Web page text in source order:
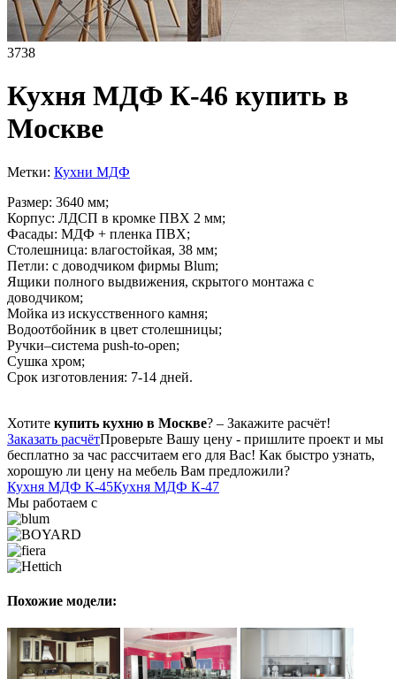
3738
Кухня МДФ К-46 купить в
Москве
Метки: Кухни МДФ
Размер: 3640 мм;
Корпус: ЛДСП в кромке ПВХ 2 мм;
Фасады: МДФ + пленка ПВХ;
Столешница: влагостойкая, 38 мм;
Петли: с доводчиком фирмы Blum;
Ящики полного выдвижения, скрытого монтажа с
доводчиком;
Мойка из искусственного камня;
Водоотбойник в цвет столешницы;
Ручки–система push-to-open;
Сушка хром;
Срок изготовления: 7-14 дней.
Хотите купить кухню в Москве? – Закажите расчёт!
Заказать расчётПроверьте Вашу цену - пришлите проект и мы
бесплатно за час рассчитаем его для Вас! Как быстро узнать,
хорошую ли цену на мебель Вам предложили?
Кухня МДФ К-45Кухня МДФ К-47
Мы работаем с
Похожие модели: